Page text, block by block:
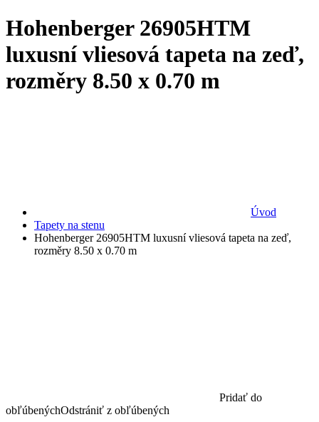
Hohenberger 26905HTM
luxusní vliesová tapeta na zeď,
rozměry 8.50 x 0.70 m
Úvod
Tapety na stenu
Hohenberger 26905HTM luxusní vliesová tapeta na zeď,
rozměry 8.50 x 0.70 m
Pridať do
obľúbenýchOdstrániť z obľúbených